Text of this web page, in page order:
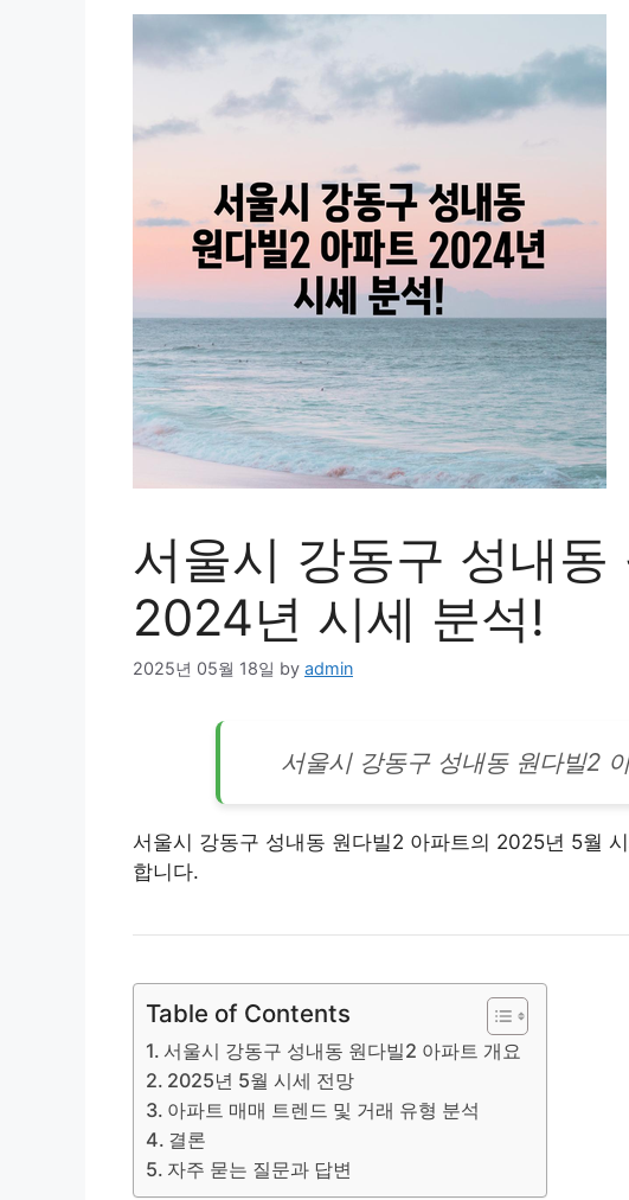
서울시 강동구 성내동
2024년 시세 분석!
2025년 05월 18일 by admin
서울시 강동구 성내동 원다빌2
서울시 강동구 성내동 원다빌2 아파트의 2025년 5월
합니다.
Table of Contents
서울시 강동구 성내동 원다빌2 아파트 개요
2025년 5월 시세 전망
아파트 매매 트렌드 및 거래 유형 분석
결론
자주 묻는 질문과 답변